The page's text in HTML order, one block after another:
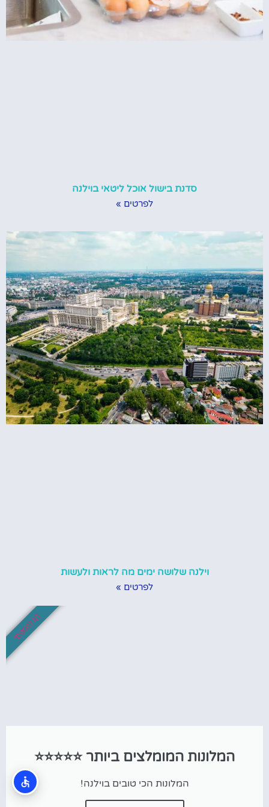
סדנת בישול אוכל ליטאי בוילנה
לפרטים »
וילנה שלושה ימים מה לראות ולעשות
לפרטים »
המלונות המומלצים ביותר ⭐⭐⭐⭐⭐
המלונות הכי טובים בוילנה!
לא לפספס!